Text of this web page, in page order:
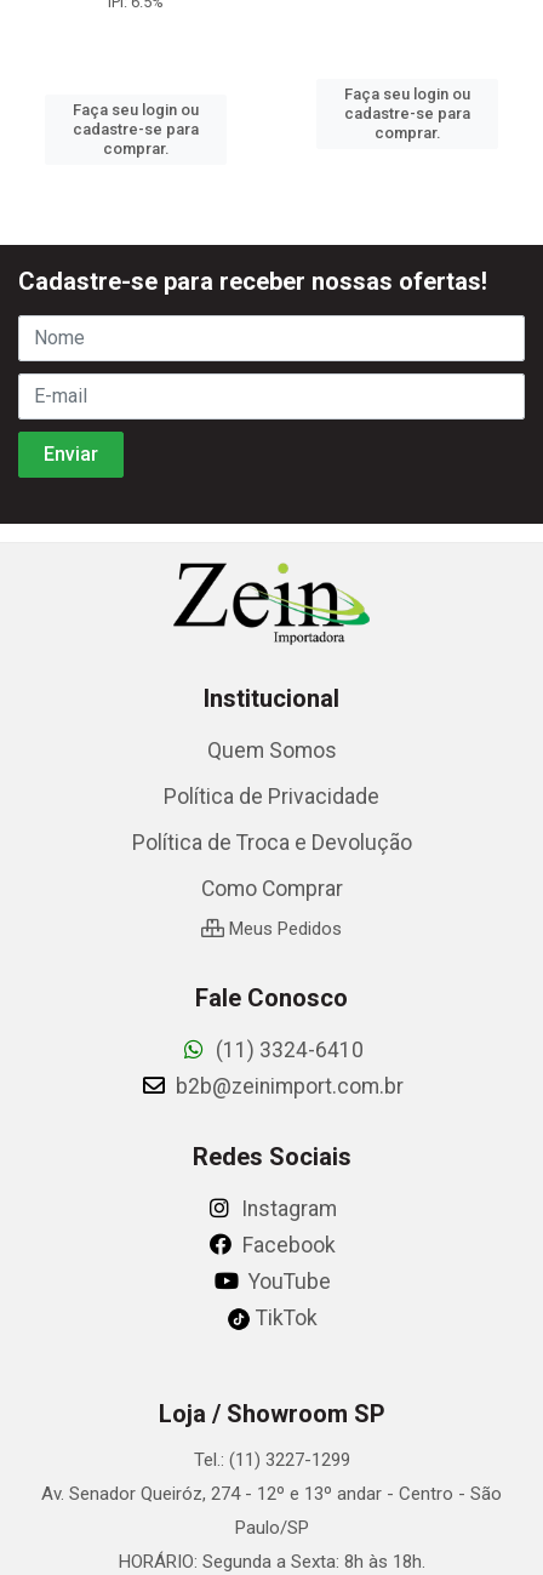
Faça seu login ou
cadastre-se para
comprar.
Faça seu login ou
cadastre-se para
comprar.
Cadastre-se para receber nossas ofertas!
Institucional
Quem Somos
Política de Privacidade
Política de Troca e Devolução
Como Comprar
Meus Pedidos
Fale Conosco
(11) 3324-6410
b2b@zeinimport.com.br
Redes Sociais
Instagram
Facebook
YouTube
TikTok
Loja / Showroom SP
Tel.: (11) 3227-1299
Av. Senador Queiróz, 274 - 12º e 13º andar - Centro - São
Paulo/SP
HORÁRIO: Segunda a Sexta: 8h às 18h.